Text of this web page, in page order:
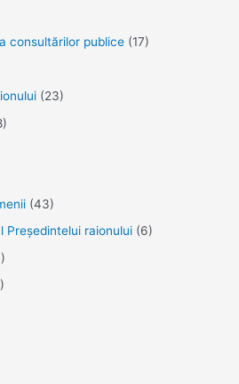
consultărilor publice (17)
(23)
(43)
Președintelui raionului (6)